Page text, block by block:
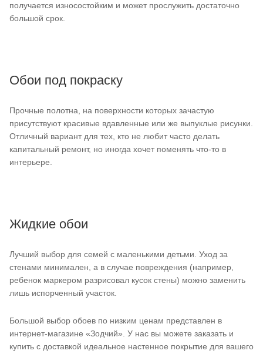
получается износостойким и может прослужить достаточно
большой срок.
Обои под покраску
Прочные полотна, на поверхности которых зачастую
присутствуют красивые вдавленные или же выпуклые рисунки.
Отличный вариант для тех, кто не любит часто делать
капитальный ремонт, но иногда хочет поменять что-то в
интерьере.
Жидкие обои
Лучший выбор для семей с маленькими детьми. Уход за
стенами минимален, а в случае повреждения (например,
ребенок маркером разрисовал кусок стены) можно заменить
лишь испорченный участок.
Большой выбор обоев по низким ценам представлен в
интернет-магазине «Зодчий». У нас вы можете заказать и
купить с доставкой идеальное настенное покрытие для вашего